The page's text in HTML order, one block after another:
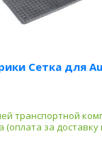
Сетка для
транспортной
(оплата за